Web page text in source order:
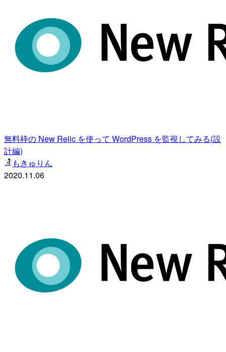
無料枠の New Relic を使って WordPress を監視してみる(設
計編)
もきゅりん
2020.11.06